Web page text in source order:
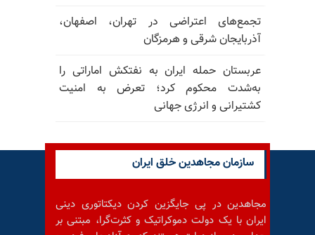
تجمع‌های اعتراضی در تهران، اصفهان،
آذربایجان شرقی و هرمزگان
عربستان حمله ایران به نفتکش اماراتی را
به‌شدت محکوم کرد؛ تعرض به امنیت
کشتیرانی و انرژی جهانی
سازمان مجاهدین خلق ایران
مجاهدین در پی جایگزین کردن دیکتاتوری دینی
ایران با یک دولت دموکراتیک و کثرت‌گرا، مبتنی بر